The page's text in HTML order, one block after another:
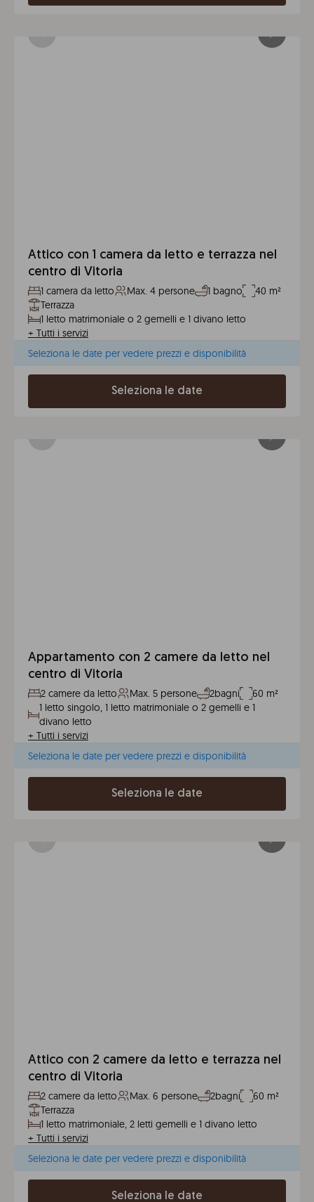
Attico con 1 camera da letto e terrazza nel
centro di Vitoria
1 camera da letto Max. 4 persone 1 bagno
40 m²
Terrazza
1 letto matrimoniale o 2 gemelli e 1 divano letto
+ Tutti i servizi
Seleziona le date per vedere prezzi e disponibilità
Seleziona le date
Appartamento con 2 camere da letto nel
centro di Vitoria
2 camere da letto Max. 5 persone 2bagni
60 m²
1 letto singolo, 1 letto matrimoniale o 2 gemelli e 1
divano letto
+ Tutti i servizi
Seleziona le date per vedere prezzi e disponibilità
Seleziona le date
Attico con 2 camere da letto e terrazza nel
centro di Vitoria
2 camere da letto Max. 6 persone 2bagni
60 m²
Terrazza
1 letto matrimoniale, 2 letti gemelli e 1 divano letto
+ Tutti i servizi
Seleziona le date per vedere prezzi e disponibilità
Seleziona le date